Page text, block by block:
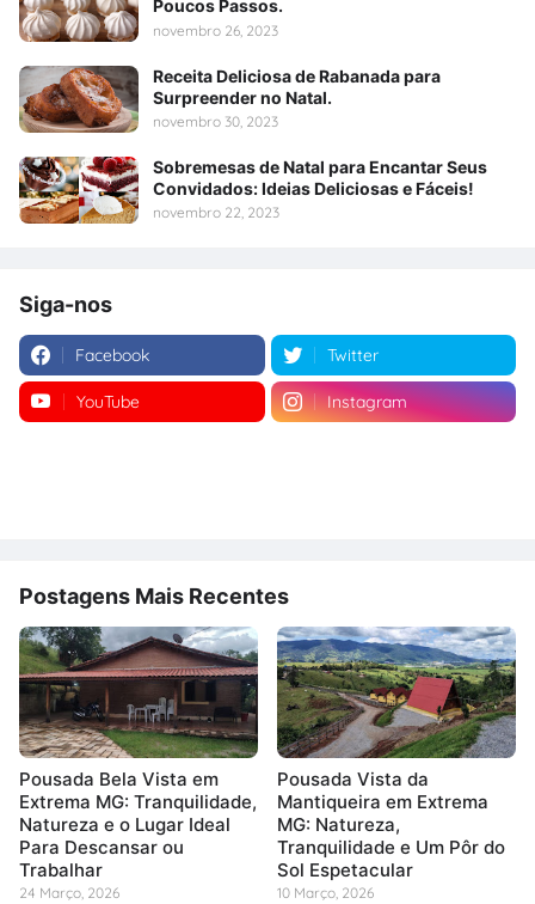
Poucos Passos.
novembro 26, 2023
Receita Deliciosa de Rabanada para
Surpreender no Natal.
novembro 30, 2023
Sobremesas de Natal para Encantar Seus
Convidados: Ideias Deliciosas e Fáceis!
novembro 22, 2023
Siga-nos
Facebook Twitter
YouTube Instagram
Postagens Mais Recentes
Pousada Bela Vista em
Extrema MG: Tranquilidade,
Natureza e o Lugar Ideal
Para Descansar ou
Trabalhar
24 Março, 2026
Pousada Vista da
Mantiqueira em Extrema
MG: Natureza,
Tranquilidade e Um Pôr do
Sol Espetacular
10 Março, 2026